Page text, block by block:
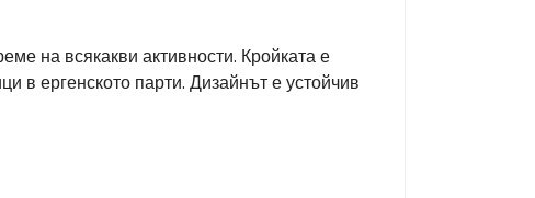
на всякакви активности. Кройката е
в ергенското парти. Дизайнът е устойчив